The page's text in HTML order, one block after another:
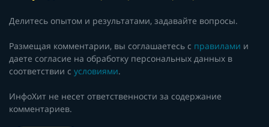
Делитесь опытом и результатами, задавайте вопросы.
Размещая комментарии, вы соглашаетесь с правилами и
даете согласие на обработку персональных данных в
соответствии с условиями.
ИнфоХит не несет ответственности за содержание
комментариев.